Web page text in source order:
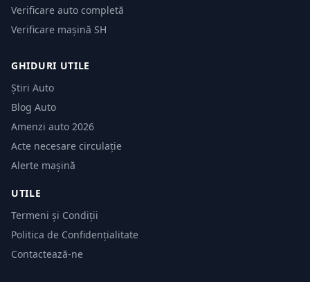
Verificare auto completă
Verificare mașină SH
GHIDURI UTILE
Știri Auto
Blog Auto
Amenzi auto 2026
Acte necesare circulație
Alerte mașină
UTILE
Termeni și Condiții
Politica de Confidențialitate
Contactează-ne